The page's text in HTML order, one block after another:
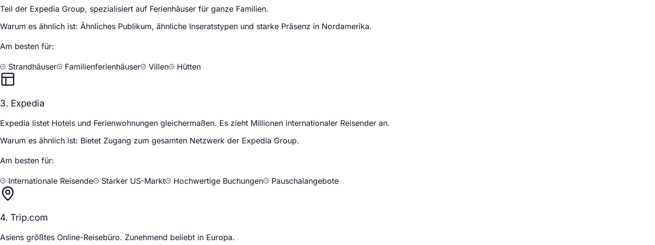
Teil der Expedia Group, spezialisiert auf Ferienhäuser für ganze Familien.
Warum es ähnlich ist: Ähnliches Publikum, ähnliche Inseratstypen und starke Präsenz in Nordamerika.
Am besten für:
Strandhäuser Familienferienhäuser Villen Hütten
3. Expedia
Expedia listet Hotels und Ferienwohnungen gleichermaßen. Es zieht Millionen internationaler Reisender an.
Warum es ähnlich ist: Bietet Zugang zum gesamten Netzwerk der Expedia Group.
Am besten für:
Internationale Reisende Starker US-Markt Hochwertige Buchungen Pauschalangebote
4. Trip.com
Asiens größtes Online-Reisebüro. Zunehmend beliebt in Europa.